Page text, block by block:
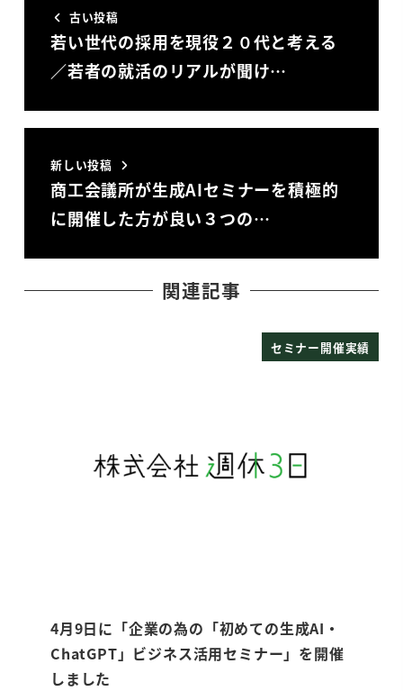
古い投稿
若い世代の採用を現役２０代と考える
／若者の就活のリアルが聞け…
新しい投稿
商工会議所が生成AIセミナーを積極的
に開催した方が良い３つの…
関連記事
セミナー開催実績
4月9日に「企業の為の「初めての生成AI・
ChatGPT」ビジネス活用セミナー」を開催
しました